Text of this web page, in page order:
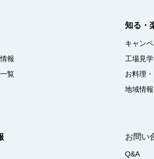
報
覧
知る・
キャン
工場見学
お料理
地域情報
お問い
Q&A